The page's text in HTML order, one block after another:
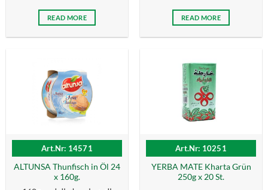
READ MORE READ MORE
Art.Nr: 14571
ALTUNSA Thunfisch in Öl 24
x 160g.
Art.Nr: 10251
YERBA MATE Kharta Grün
250g x 20 St.